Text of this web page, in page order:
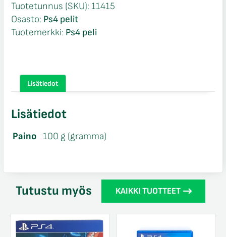
määrä
Tuotetunnus (SKU): 11415
Osasto: Ps4 pelit
Tuotemerkki: Ps4 peli
Lisätiedot
Lisätiedot
Paino 100 g (gramma)
Tutustu myös KAIKKI TUOTTEET